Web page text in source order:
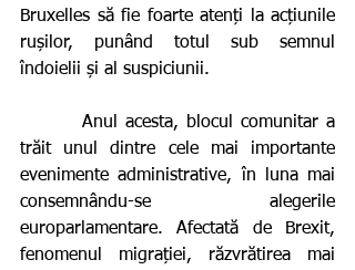
Bruxelles să fie foarte atenți la acțiunile
rușilor, punând totul sub semnul
îndoielii și al suspiciunii.
trăit unul dintre cele mai importante
evenimente administrative, în luna mai
consemnându-se alegerile
europarlamentare. Afectată de Brexit,
fenomenul migrației, răzvrătirea mai